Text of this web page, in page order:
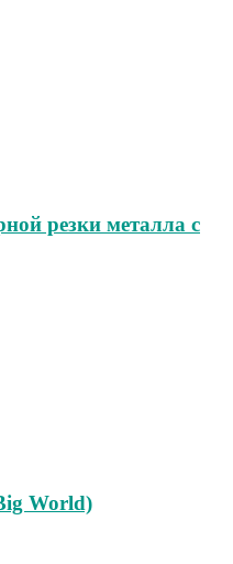
резки металла с
World)